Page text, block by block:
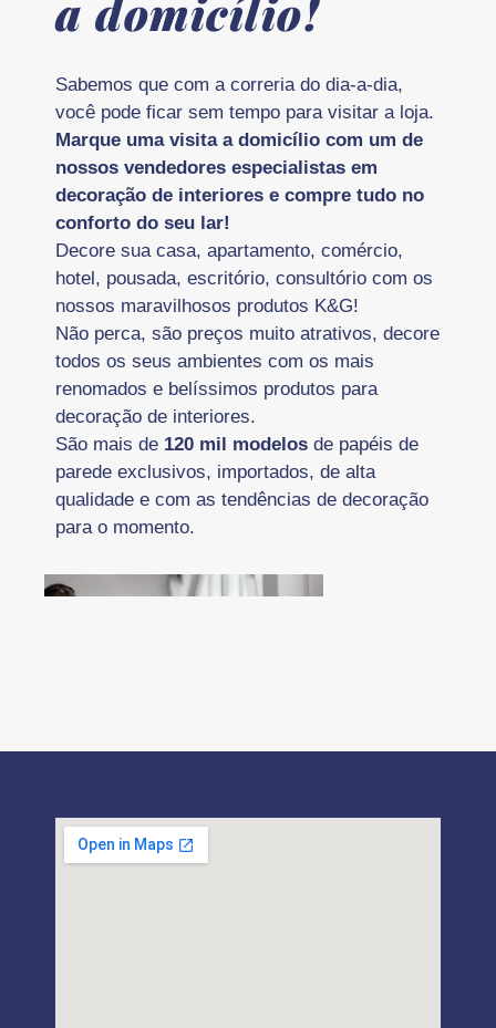
a domicílio!
Sabemos que com a correria do dia-a-dia,
você pode ficar sem tempo para visitar a loja.
Marque uma visita a domicílio com um de
nossos vendedores especialistas em
decoração de interiores e compre tudo no
conforto do seu lar!
Decore sua casa, apartamento, comércio,
hotel, pousada, escritório, consultório com os
nossos maravilhosos produtos K&G!
Não perca, são preços muito atrativos, decore
todos os seus ambientes com os mais
renomados e belíssimos produtos para
decoração de interiores.
São mais de 120 mil modelos de papéis de
parede exclusivos, importados, de alta
qualidade e com as tendências de decoração
para o momento.